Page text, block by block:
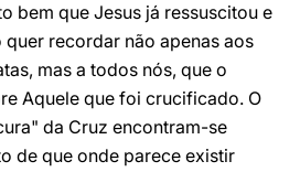
bem que Jesus já ressuscitou e
recordar não apenas aos
mas a todos nós, que o
Aquele que foi crucificado. O
da Cruz encontram-se
de que onde parece existir